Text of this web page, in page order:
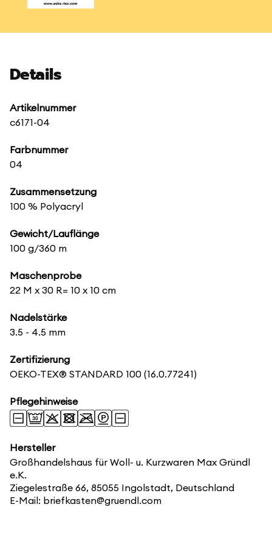
Details
Artikelnummer
c6171-04
Farbnummer
04
Zusammensetzung
100 % Polyacryl
Gewicht/Lauflänge
100 g/360 m
Maschenprobe
22 M x 30 R= 10 x 10 cm
Nadelstärke
3.5 - 4.5 mm
Zertifizierung
OEKO-TEX® STANDARD 100 (16.0.77241)
Pflegehinweise
Hersteller
Großhandelshaus für Woll- u. Kurzwaren Max Gründl
e.K.
Ziegelestraße 66, 85055 Ingolstadt, Deutschland
E-Mail: briefkasten@gruendl.com